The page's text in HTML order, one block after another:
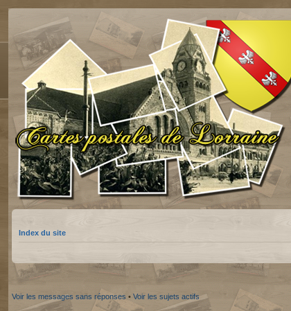
Index du site
Voir les messages sans réponses • Voir les sujets actifs